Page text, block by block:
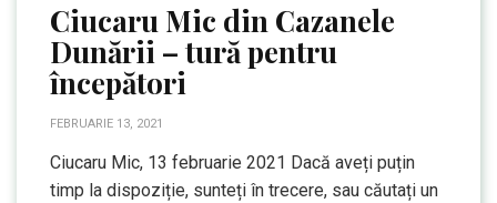
Ciucaru Mic din Cazanele
Dunării – tură pentru
începători
FEBRUARIE 13, 2021
Ciucaru Mic, 13 februarie 2021 Dacă aveți puțin
timp la dispoziție, sunteți în trecere, sau căutați un